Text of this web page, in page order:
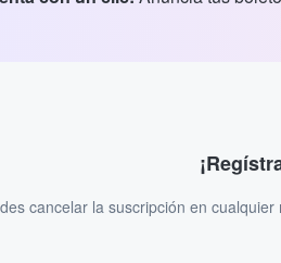
cancelar la suscripción en